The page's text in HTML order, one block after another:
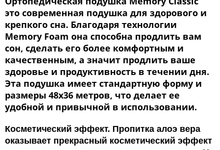
это современная подушка для здорового и
крепкого сна. Благодаря технологии
Memory Foam она способна продлить вам
сон, сделать его более комфортным и
качественным, а значит продлить ваше
здоровье и продуктивность в течении дня.
Эта подушка имеет стандартную форму и
размеры 48x36 метров, что делает ее
удобной и привычной в использовании.
Косметический эффект. Пропитка алоэ вера
оказывает прекрасный косметический эффект